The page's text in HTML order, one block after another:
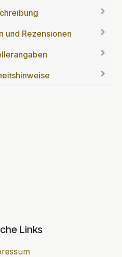
und Rezensionen
Links